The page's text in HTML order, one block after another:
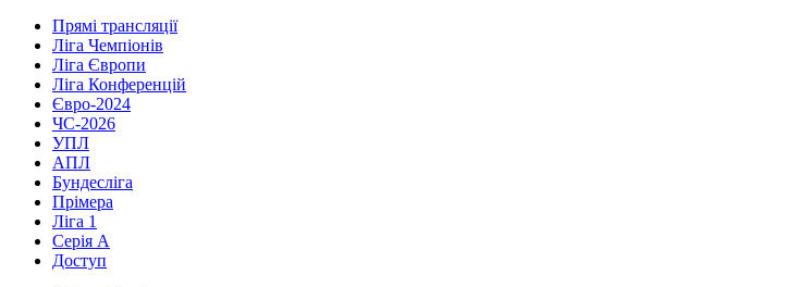
Прямі трансляції
Ліга Чемпіонів
Ліга Європи
Ліга Конференцій
Євро-2024
ЧС-2026
УПЛ
АПЛ
Бундесліга
Прімера
Ліга 1
Серія А
Доступ